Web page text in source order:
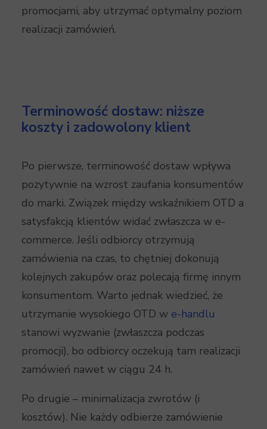
promocjami, aby utrzymać optymalny poziom
realizacji zamówień.
Terminowość dostaw: niższe
koszty i zadowolony klient
Po pierwsze, terminowość dostaw wpływa
pozytywnie na wzrost zaufania konsumentów
do marki. Związek między wskaźnikiem OTD a
satysfakcją klientów widać zwłaszcza w e-
commerce. Jeśli odbiorcy otrzymują
zamówienia na czas, to chętniej dokonują
kolejnych zakupów oraz polecają firmę innym
konsumentom. Warto jednak wiedzieć, że
utrzymanie wysokiego OTD w e-handlu
stanowi wyzwanie (zwłaszcza podczas
promocji), bo odbiorcy oczekują tam realizacji
zamówień nawet w ciągu 24 h.
Po drugie – minimalizacja zwrotów (i
kosztów). Nie każdy odbierze zamówienie